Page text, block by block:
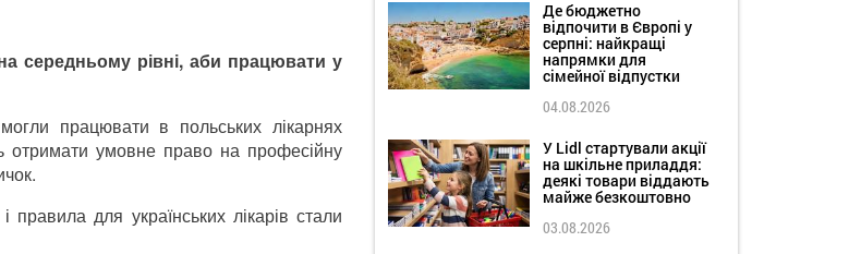
середньому рівні, аби працювати у
працювати в польських лікарнях
отримати умовне право на професійну
для українських лікарів стали
Де бюджетно
відпочити в Європі у
серпні: найкращі
напрямки для
сімейної відпустки
04.08.2026
У Lidl стартували акції
на шкільне приладдя:
деякі товари віддають
майже безкоштовно
03.08.2026